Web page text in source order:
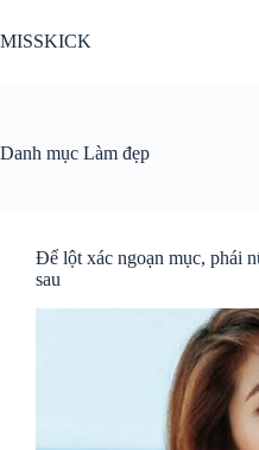
đến
phần
MISSKICK
Danh mục Làm đẹp
Để lột xác ngoạn mục, phái
sau